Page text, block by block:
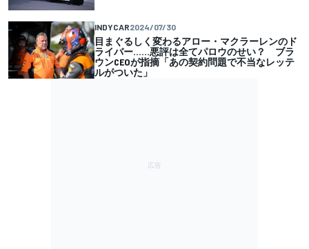
INDYCAR2024/07/30
目まぐるしく変わるアロー・マクラーレンのド
ライバー……悪評は全てパロウのせい？ ブラ
ウンCEOが指摘「あの契約問題で不当なレッテ
ルがついた」